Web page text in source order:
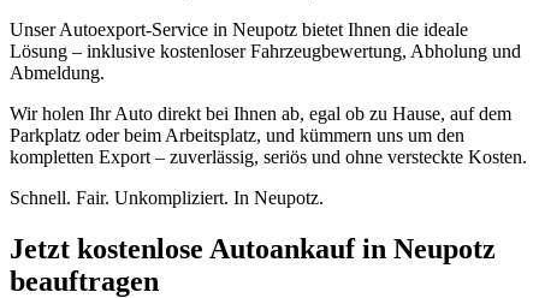
Unser Autoexport-Service in Neupotz bietet Ihnen die ideale
Lösung – inklusive kostenloser Fahrzeugbewertung, Abholung und
Abmeldung.
Wir holen Ihr Auto direkt bei Ihnen ab, egal ob zu Hause, auf dem
Parkplatz oder beim Arbeitsplatz, und kümmern uns um den
kompletten Export – zuverlässig, seriös und ohne versteckte Kosten.
Schnell. Fair. Unkompliziert. In Neupotz.
Jetzt kostenlose Autoankauf in Neupotz
beauftragen